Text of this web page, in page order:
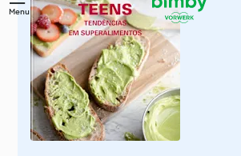
Saltar
conteúdo
principal
Menu